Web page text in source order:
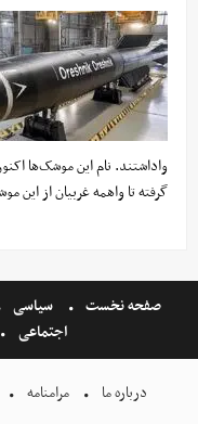
واداشتند. نام این موشک‌ها
گرفته تا واهمه غربیان از این
صفحه نخست سیاسی
اجتماعی
درباره ما مرامنامه